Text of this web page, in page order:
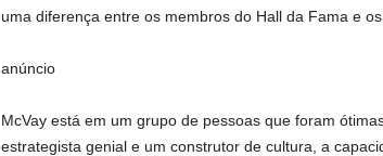
uma diferença entre os membros do Hall da Fama e
anúncio
McVay está em um grupo de pessoas que foram
estrategista genial e um construtor de cultura, a